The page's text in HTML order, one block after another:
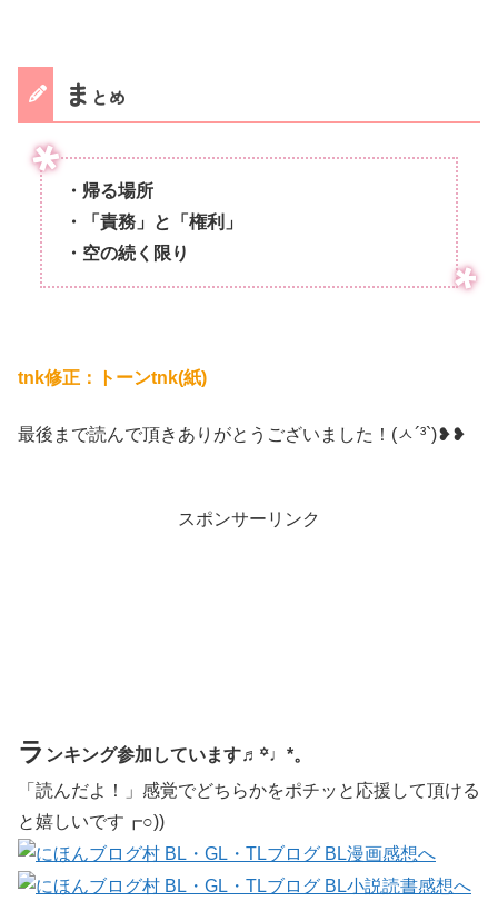
ま とめ
・帰る場所
・「責務」と「権利」
・空の続く限り
tnk修正：トーンtnk(紙)
最後まで読んで頂きありがとうございました！(ㅅ´³`)❥❥
スポンサーリンク
ラ ンキング参加しています♬꙳♩*。
「読んだよ！」感覚でどちらかをポチッと応援して頂ける
と嬉しいです┏○))